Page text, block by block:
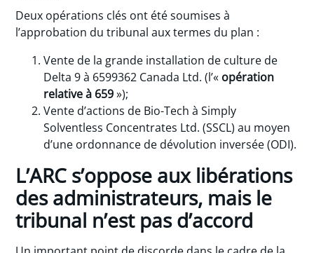
Deux opérations clés ont été soumises à
l’approbation du tribunal aux termes du plan :
Vente de la grande installation de culture de
Delta 9 à 6599362 Canada Ltd. (l’« opération
relative à 659»);
Vente d’actions de Bio-Tech à Simply
Solventless Concentrates Ltd. (SSCL) au moyen
d’une ordonnance de dévolution inversée (ODI).
L’ARC s’oppose aux libérations
des administrateurs, mais le
tribunal n’est pas d’accord